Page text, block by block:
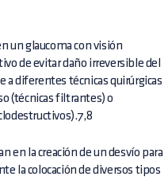
un glaucoma con visión
de evitar daño irreversible del
a diferentes técnicas quirúrgicas
(técnicas filtrantes) o
en la creación de un desvío para
la colocación de diversos tipos